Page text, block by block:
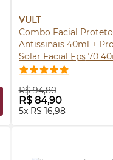
À SACOLA
VULT
Combo Facial
Antissinais 40ml +
Solar Facial Fps70
R$ 94,80
R$ 84,90
5x R$ 16,98
COMPRE